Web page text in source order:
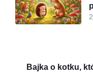
Bajka o kotku,